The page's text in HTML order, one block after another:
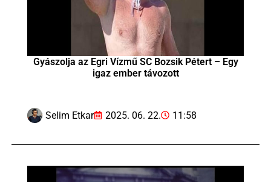
Gyászolja az Egri Vízmű SC Bozsik Pétert – Egy
igaz ember távozott
Selim Etkar 2025. 06. 22. 11:58